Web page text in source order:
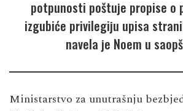
potpunosti poštuje propise o
izgubiće privilegiju upisa
navela je Noem u
Ministarstvo za unutrašnju